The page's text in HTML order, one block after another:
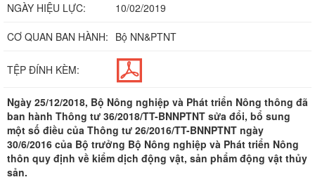
NGÀY HIỆU LỰC: 10/02/2019
CƠ QUAN BAN HÀNH: Bộ NN&PTNT
TỆP ĐÍNH KÈM:
Ngày 25/12/2018, Bộ Nông nghiệp và Phát triển Nông thông đã
ban hành Thông tư 36/2018/TT-BNNPTNT sửa đổi, bổ sung
một số điều của Thông tư 26/2016/TT-BNNPTNT ngày
30/6/2016 của Bộ trưởng Bộ Nông nghiệp và Phát triển Nông
thôn quy định về kiểm dịch động vật, sản phẩm động vật thủy
sản.